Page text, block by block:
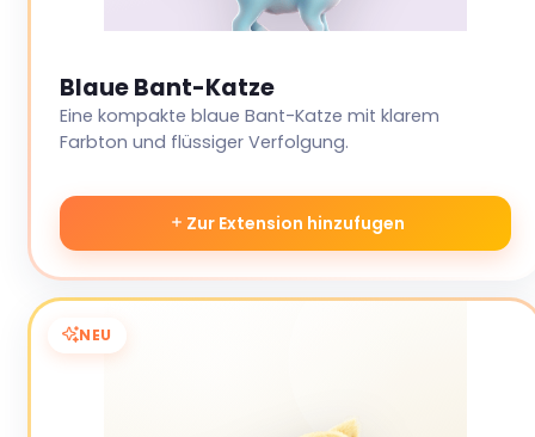
Blaue Bant-Katze
Eine kompakte blaue Bant-Katze mit klarem
Farbton und flüssiger Verfolgung.
Zur Extension hinzufugen
NEU